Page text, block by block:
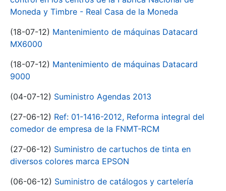
Moneda y Timbre - Real Casa de la Moneda
(18-07-12) Mantenimiento de máquinas Datacard
MX6000
(18-07-12) Mantenimiento de máquinas Datacard
9000
(04-07-12) Suministro Agendas 2013
(27-06-12) Ref: 01-1416-2012, Reforma integral del
comedor de empresa de la FNMT-RCM
(27-06-12) Suministro de cartuchos de tinta en
diversos colores marca EPSON
(06-06-12) Suministro de catálogos y cartelería